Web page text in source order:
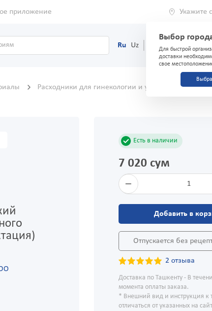
приложение Укажите
Выбор
Для быстрой
доставки
свое
Ru Uz (71) 200-03-03
Расходники для гинекологии и урологии
Есть в наличии
7 020 сум
1
Добавить в
Отпускается без
2 отзыва
Доставка по Ташкенту - В
момента оплаты заказа.
* Внешний вид и инструкция к
отличаться от указанных на